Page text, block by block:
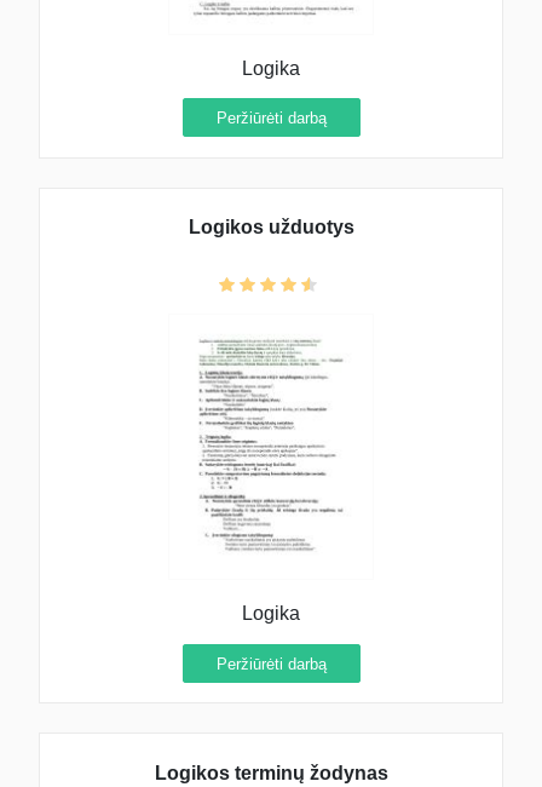
Logika
Peržiūrėti darbą
Logikos užduotys
Logika
Peržiūrėti darbą
Logikos terminų žodynas